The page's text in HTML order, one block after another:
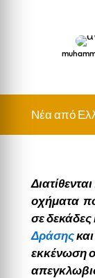
Νέα από
οχήματα
σε δεκάδες
Δράσης
εκκένωση